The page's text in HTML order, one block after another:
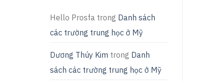
Hello Prosfa trong Danh sách
các trường trung học ở Mỹ
Dương Thúy Kim trong Danh
sách các trường trung học ở Mỹ